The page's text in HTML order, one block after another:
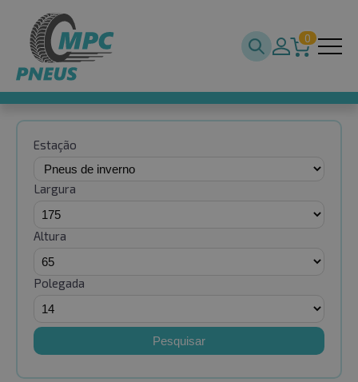
0
Estação
Largura
Altura
Polegada
Pesquisar